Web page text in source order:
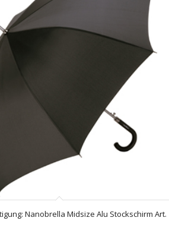
Nanobrella Midsize Alu Stockschirm Art.